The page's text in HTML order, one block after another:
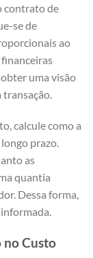
contrato de
se de
ao
uma visão
calcule como a
prazo.
as
quantia
Dessa forma,
no Custo